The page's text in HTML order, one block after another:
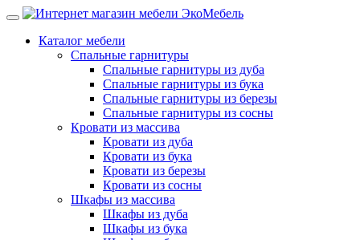
Каталог мебели
Спальные гарнитуры
Спальные гарнитуры из дуба
Спальные гарнитуры из бука
Спальные гарнитуры из березы
Спальные гарнитуры из сосны
Кровати из массива
Кровати из дуба
Кровати из бука
Кровати из березы
Кровати из сосны
Шкафы из массива
Шкафы из дуба
Шкафы из бука